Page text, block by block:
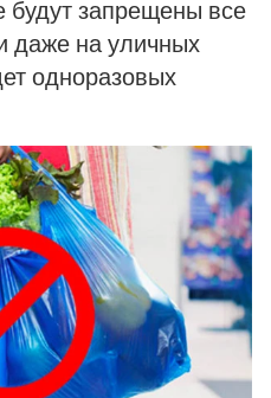
будут запрещены все
даже на уличных
одноразовых